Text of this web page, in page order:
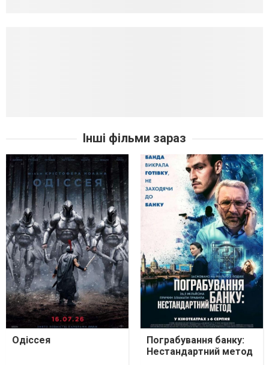
Інші фільми зараз
Одіссея
Пограбування банку:
Нестандартний метод